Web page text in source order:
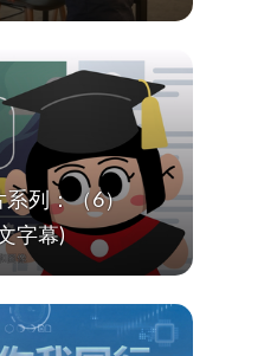
列：（6）
字幕)